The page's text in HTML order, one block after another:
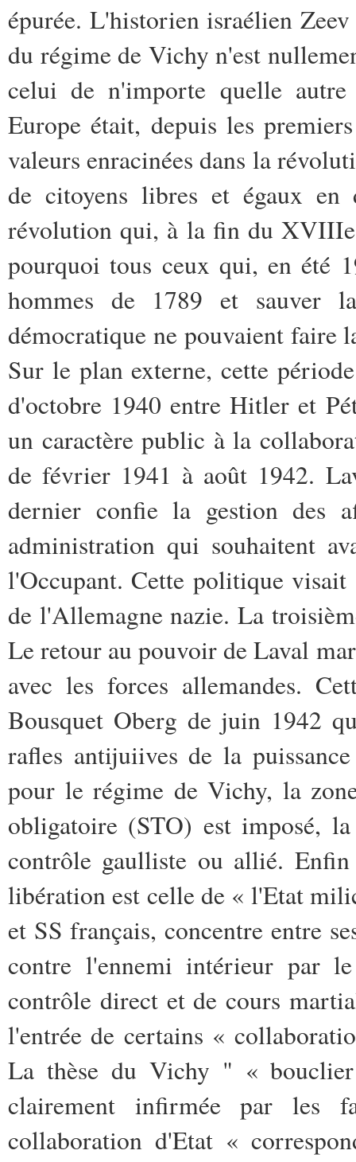
épurée. L'historien israélien
du régime de Vichy n'est
celui de n'importe quelle
Europe était, depuis les
valeurs enracinées dans la
de citoyens libres et égaux
révolution qui, à la fin du XVIIIe
pourquoi tous ceux qui, en été
hommes de 1789 et sauver
démocratique ne pouvaient faire
Sur le plan externe, cette
d'octobre 1940 entre Hitler et
un caractère public à la
de février 1941 à août 1942.
dernier confie la gestion des
administration qui souhaitent
l'Occupant. Cette politique
de l'Allemagne nazie. La
Le retour au pouvoir de Laval
avec les forces allemandes.
Bousquet Oberg de juin 1942
rafles antijuiives de la
pour le régime de Vichy, la
obligatoire (STO) est imposé,
contrôle gaulliste ou allié.
libération est celle de « l'Etat
et SS français, concentre entre
contre l'ennemi intérieur par
contrôle direct et de cours
l'entrée de certains «
La thèse du Vichy " «
clairement infirmée par les
collaboration d'Etat «